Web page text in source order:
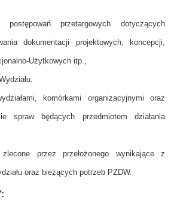
postępowań przetargowych dotyczących
dokumentacji projektowych, koncepcji,
Użytkowych itp.,
komórkami organizacyjnymi oraz
spraw będących przedmiotem działania
przez przełożonego wynikające z
oraz bieżących potrzeb PZDW.